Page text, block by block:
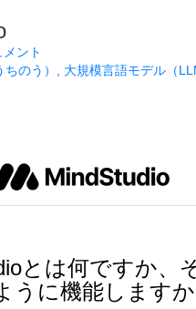
メント
のう）
大規模言語モデル（
とは何ですか、
うに機能しますか